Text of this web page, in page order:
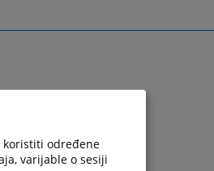
koristiti određene
varijable o sesiji